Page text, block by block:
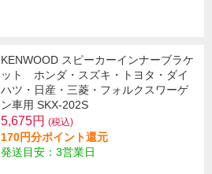
KENWOOD スピーカーインナーブラケ
ット ホンダ・スズキ・トヨタ・ダイ
ハツ・日産・三菱・フォルクスワーゲ
ン車用 SKX-202S
5,675円 (税込)
170円分ポイント還元
発送目安：3営業日